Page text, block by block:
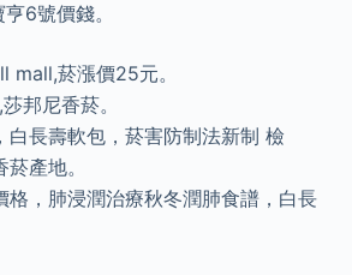
6號價錢。
mall,菸漲價25元。
邦尼香菸。
白長壽軟包，菸害防制法新制 檢
產地。
格，肺浸潤治療秋冬潤肺食譜，白長